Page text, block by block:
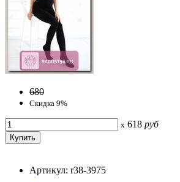
680
Скидка 9%
x 618 руб
Артикул: r38-3975